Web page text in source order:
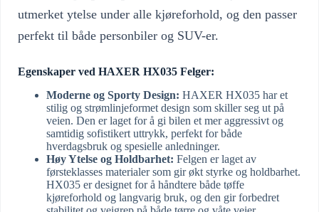
utmerket ytelse under alle kjøreforhold, og den passer
perfekt til både personbiler og SUV-er.
Egenskaper ved HAXER HX035 Felger:
Moderne og Sporty Design: HAXER HX035 har et
stilig og strømlinjeformet design som skiller seg ut på
veien. Den er laget for å gi bilen et mer aggressivt og
samtidig sofistikert uttrykk, perfekt for både
hverdagsbruk og spesielle anledninger.
Høy Ytelse og Holdbarhet: Felgen er laget av
førsteklasses materialer som gir økt styrke og holdbarhet.
HX035 er designet for å håndtere både tøffe
kjøreforhold og langvarig bruk, og den gir forbedret